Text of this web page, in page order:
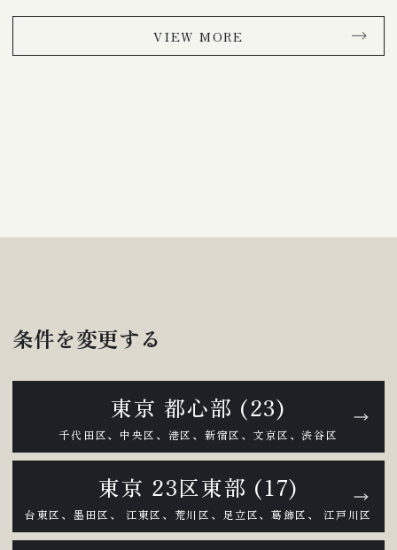
VIEW MORE
条件を変更する
東京 都心部 (23)
千代田区、中央区、港区、新宿区、文京区、渋谷区
東京 23区東部 (17)
台東区、墨田区、 江東区、荒川区、足立区、葛飾区、 江戸川区